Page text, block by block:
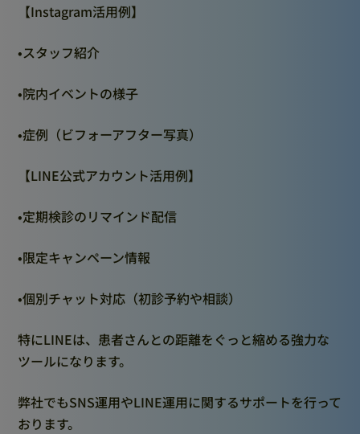
【Instagram活用例】
•スタッフ紹介
•院内イベントの様子
•症例（ビフォーアフター写真）
【LINE公式アカウント活用例】
•定期検診のリマインド配信
•限定キャンペーン情報
•個別チャット対応（初診予約や相談）
特にLINEは、患者さんとの距離をぐっと縮める強力な
ツールになります。
弊社でもSNS運用やLINE運用に関するサポートを行って
おります。